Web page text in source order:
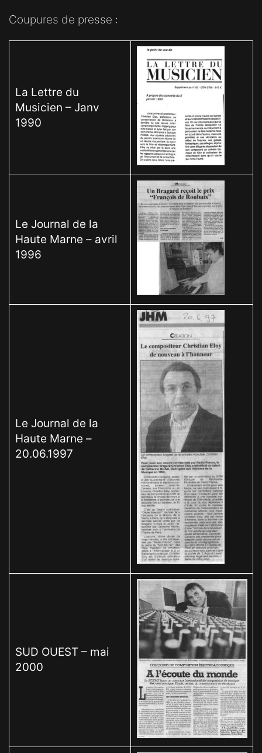
Coupures de presse :
La Lettre du
Musicien – Janv
1990
Le Journal de la
Haute Marne – avril
1996
Le Journal de la
Haute Marne –
20.06.1997
SUD OUEST – mai
2000